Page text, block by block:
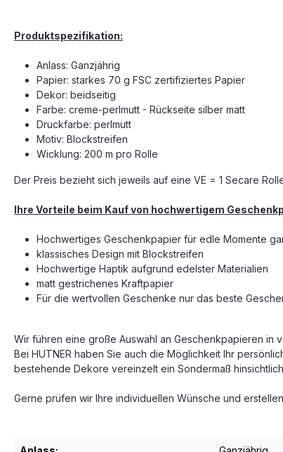
Produktspezifikation:
Anlass: Ganzjährig
Papier: starkes 70 g FSC zertifiziertes Papier
Dekor: beidseitig
Farbe: creme-perlmutt - Rückseite silber matt
Druckfarbe: perlmutt
Motiv: Blockstreifen
Wicklung: 200 m pro Rolle
Der Preis bezieht sich jeweils auf eine VE = 1 Secare
Ihre Vorteile beim Kauf von hochwertigem
Hochwertiges Geschenkpapier für edle Momente
klassisches Design mit Blockstreifen
Hochwertige Haptik aufgrund edelster Materialien
matt gestrichenes Kraftpapier
Für die wertvollen Geschenke nur das beste
Wir führen eine große Auswahl an Geschenkpapieren in
Bei HUTNER haben Sie auch die Möglichkeit Ihr
bestehende Dekore vereinzelt ein Sondermaß
Gerne prüfen wir Ihre individuellen Wünsche und